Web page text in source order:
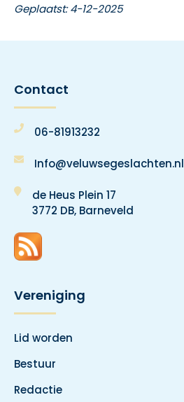
Geplaatst: 4-12-2025
Contact
06-81913232
Info@veluwsegeslachten.nl
de Heus Plein 17
3772 DB, Barneveld
Vereniging
Lid worden
Bestuur
Redactie